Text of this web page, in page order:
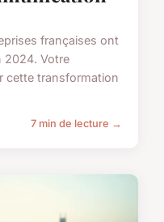
françaises ont
2024. Votre
cette transformation
7 min de lecture →